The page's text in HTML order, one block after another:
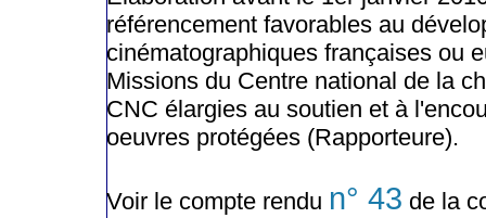
référencement favorables au
cinématographiques françaises ou
Missions du Centre national de la
CNC élargies au soutien et à
oeuvres protégées (Rapporteure).
Voir le compte rendu n° 43 de la